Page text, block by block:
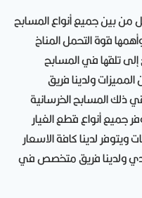
بين جميع أنواع المسابح
قوة التحمل المناخ
تلقها في المسابح
ولدينا فريق
ذلك المسابح الخرسانية
جميع أنواع قطع الغيار
لدينا كافة الاسعار
ولدينا فريق متخصص في